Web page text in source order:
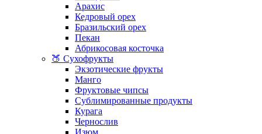
Арахис
Кедровый орех
Бразильский орех
Пекан
Абрикосовая косточка
🍑 Сухофрукты
Экзотические фрукты
Манго
Фруктовые чипсы
Сублимированные продукты
Курага
Чернослив
Изюм